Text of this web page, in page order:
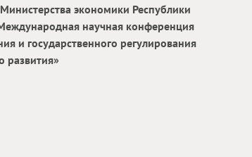
экономики Республики
научная конференция
и государственного регулирования
развития»